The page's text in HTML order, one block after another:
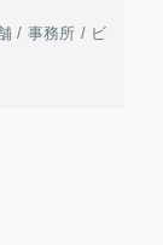
/ 事務所 / ビ